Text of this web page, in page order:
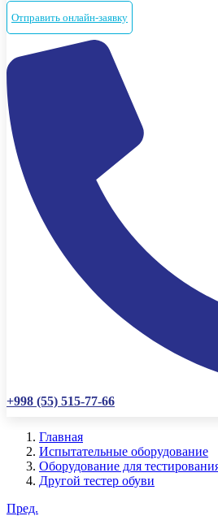
Отправить онлайн-заявку
+998 (55) 515-77-66
Главная
Испытательные оборудование
Оборудование для
Другой тестер обуви
Пред.